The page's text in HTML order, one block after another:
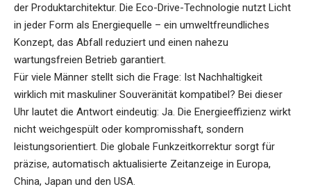
der Produktarchitektur. Die Eco-Drive-Technologie nutzt Licht
in jeder Form als Energiequelle – ein umweltfreundliches
Konzept, das Abfall reduziert und einen nahezu
wartungsfreien Betrieb garantiert.
Für viele Männer stellt sich die Frage: Ist Nachhaltigkeit
wirklich mit maskuliner Souveränität kompatibel? Bei dieser
Uhr lautet die Antwort eindeutig: Ja. Die Energieeffizienz wirkt
nicht weichgespült oder kompromisshaft, sondern
leistungsorientiert. Die globale Funkzeitkorrektur sorgt für
präzise, automatisch aktualisierte Zeitanzeige in Europa,
China, Japan und den USA.